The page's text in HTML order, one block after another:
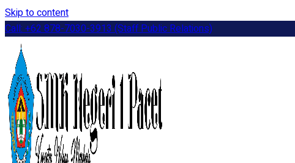
Skip to content
Call: +62 878-7030-3913 (Staff Public Relations)